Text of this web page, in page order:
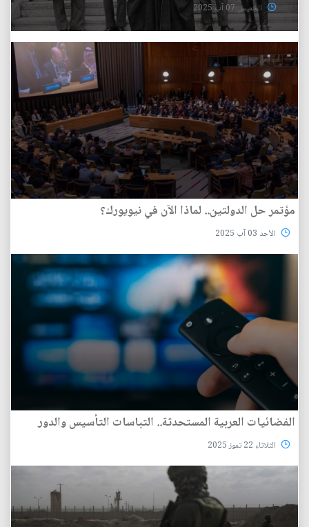
الخميس 07 آب 2025
مؤتمر حل الدولتين.. لماذا الآن في نيويورك؟
الأحد 03 آب 2025
الفضائيات العربية المستحدثة.. التباسات التأسيس والدور
الثلاثاء 22 تموز 2025